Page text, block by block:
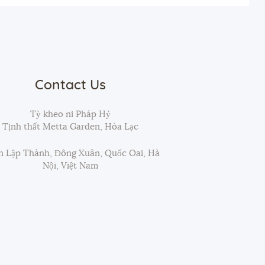
Contact Us
Tỳ kheo ni Pháp Hỷ
Tịnh thất Metta Garden, Hòa Lạc
Lập Thành, Đông Xuân, Quốc Oai, Hà
Nội, Việt Nam